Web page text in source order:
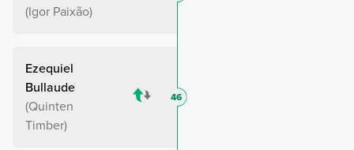
Igor Paixão
Ezequiel
Bullaude
Quinten
Timber
46